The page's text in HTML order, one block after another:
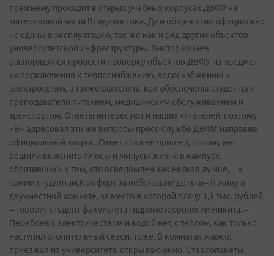
прежнему проходит в старых учебных корпусах ДВФУ на
материковой части Владивостока. Да и общежития официально
не сданы в эксплуатацию, так же как и ряд других объектов
университетской инфраструктуры. Виктор Ишаев
распорядился провести проверку объектов ДВФУ на предмет
их подключения к теплоснабжению, водоснабжению и
электросетям, а также выяснить, как обеспечены студенты и
преподаватели питанием, медицинским обслуживанием и
транспортом. Ответы интересуют и наших читателей, поэтому
«В» адресовал эти же вопросы пресс­-службе ДВФУ, направив
официальный запрос. Ответ пока не пришел, потому мы
решили выяснить плюсы и минусы жизни в кампусе,
обратившись к тем, кто осведомлен как нельзя лучше, – к
самим студентам.Комфорт за небольшие деньги– Я живу в
двухместной комнате, за место в которой плачу 3,9 тыс. рублей,
– говорит студент факультета гидрометеорологии Никита. –
Перебоев с электричеством и водой нет, с теплом, как только
наступил отопительный сезон, тоже. В комнатах жарко:
приезжая из университета, открываю окно. Стеклопакеты,